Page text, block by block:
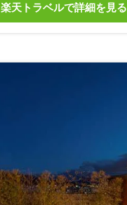
楽天トラベルで詳細を見る